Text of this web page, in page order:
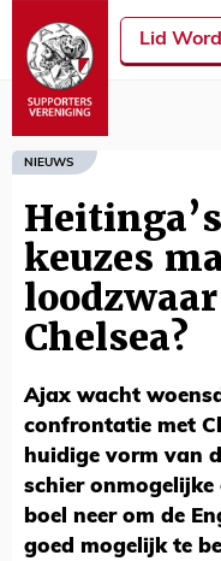
Lid
NIEUWS
keuzes
Chelsea?
Ajax wacht
confrontatie met
huidige vorm van
schier onmogelijke
boel neer om de
goed mogelijk te